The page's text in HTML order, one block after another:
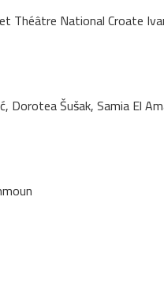
Théâtre National Croate
Dorotea Šušak, Samia El